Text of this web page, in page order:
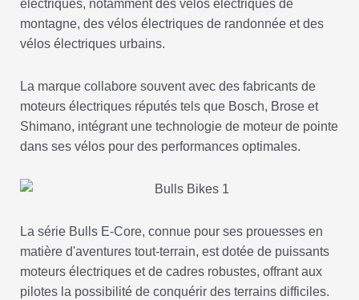
électriques, notamment des vélos électriques de
montagne, des vélos électriques de randonnée et des
vélos électriques urbains.
La marque collabore souvent avec des fabricants de
moteurs électriques réputés tels que Bosch, Brose et
Shimano, intégrant une technologie de moteur de pointe
dans ses vélos pour des performances optimales.
La série Bulls E-Core, connue pour ses prouesses en
matière d'aventures tout-terrain, est dotée de puissants
moteurs électriques et de cadres robustes, offrant aux
pilotes la possibilité de conquérir des terrains difficiles.